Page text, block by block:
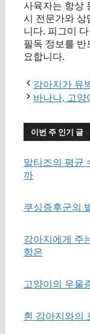
사육자는 항상
시 전문가와 상
니다. 피그미
필독 정보를 반
요합니다.
강아지가 유
바나나, 고양
이번 주 인기 글
말티즈의 평균
까
쿠싱증후군의
강아지에게 주
항은
고양이의 우울
흰 강아지와의